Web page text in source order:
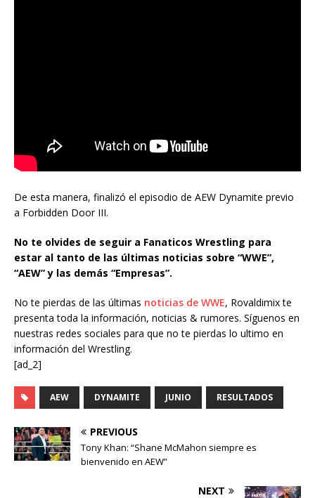
De esta manera, finalizó el episodio de AEW Dynamite previo
a Forbidden Door III.
No te olvides de seguir a Fanaticos Wrestling para
estar al tanto de las últimas noticias sobre “WWE”,
“AEW” y las demás “Empresas”.
No te pierdas de las últimas noticias de WWE, Rovaldimix te
presenta toda la información, noticias & rumores. Síguenos en
nuestras redes sociales para que no te pierdas lo ultimo en
información del Wrestling.
[ad_2]
AEW DYNAMITE JUNIO RESULTADOS
PREVIOUS
Tony Khan: “Shane McMahon siempre es
bienvenido en AEW”
NEXT